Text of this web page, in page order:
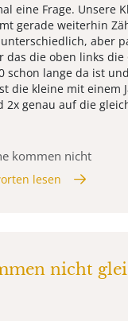
eine Frage. Unsere
gerade weiterhin
aber
das die oben links die
schon lange da ist
die kleine mit einem
2x genau auf die
kommen nicht
lesen
nicht